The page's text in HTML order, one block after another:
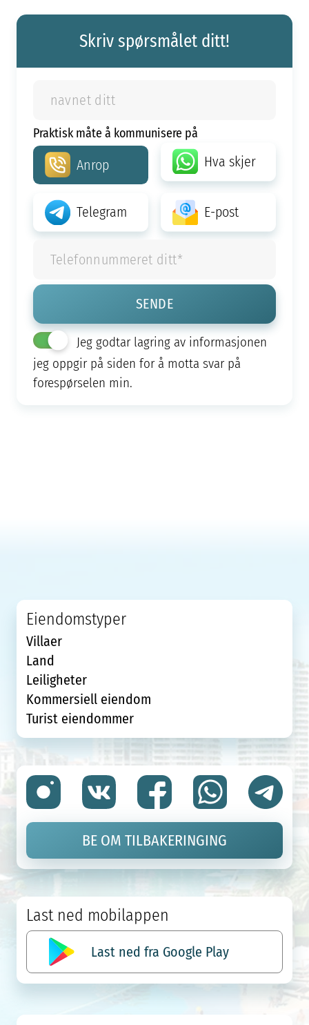
Skriv spørsmålet ditt!
Praktisk måte å kommunisere på
Anrop Hva skjer
Telegram E-post
Jeg godtar lagring av informasjonen
jeg oppgir på siden for å motta svar på
forespørselen min.
Last ned mobilappen
Last ned fra Google Play
Eiendomstyper
Villaer
Land
Leiligheter
Kommersiell eiendom
Turist eiendommer
BE OM TILBAKERINGING